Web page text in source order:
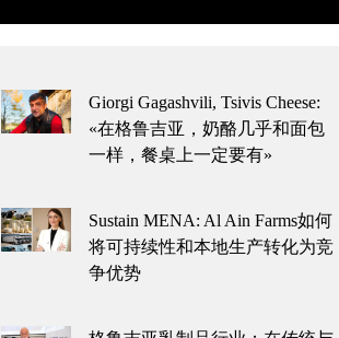
Giorgi Gagashvili, Tsivis Cheese:
«在格鲁吉亚，奶酪几乎和面包
一样，餐桌上一定要有»
Sustain MENA: Al Ain Farms如何
将可持续性和本地生产转化为竞
争优势